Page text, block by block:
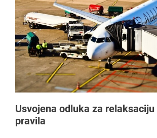
Usvojena odluka za
pravila